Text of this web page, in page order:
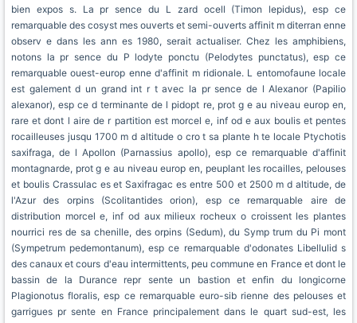
bien expos s. La pr sence du L zard ocell (Timon lepidus), esp ce
remarquable des cosyst mes ouverts et semi-ouverts affinit m diterran enne
observ e dans les ann es 1980, serait actualiser. Chez les amphibiens,
notons la pr sence du P lodyte ponctu (Pelodytes punctatus), esp ce
remarquable ouest-europ enne d'affinit m ridionale. L entomofaune locale
est galement d un grand int r t avec la pr sence de l Alexanor (Papilio
alexanor), esp ce d terminante de l pidopt re, prot g e au niveau europ en,
rare et dont l aire de r partition est morcel e, inf od e aux boulis et pentes
rocailleuses jusqu 1700 m d altitude o cro t sa plante h te locale Ptychotis
saxifraga, de l Apollon (Parnassius apollo), esp ce remarquable d'affinit
montagnarde, prot g e au niveau europ en, peuplant les rocailles, pelouses
et boulis Crassulac es et Saxifragac es entre 500 et 2500 m d altitude, de
l'Azur des orpins (Scolitantides orion), esp ce remarquable aire de
distribution morcel e, inf od aux milieux rocheux o croissent les plantes
nourrici res de sa chenille, des orpins (Sedum), du Symp trum du Pi mont
(Sympetrum pedemontanum), esp ce remarquable d'odonates Libellulid s
des canaux et cours d'eau intermittents, peu commune en France et dont le
bassin de la Durance repr sente un bastion et enfin du longicorne
Plagionotus floralis, esp ce remarquable euro-sib rienne des pelouses et
garrigues pr sente en France principalement dans le quart sud-est, les